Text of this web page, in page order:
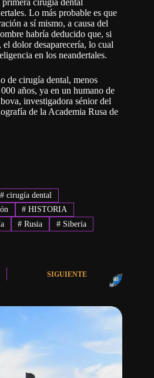
cirugía dental
Lo más probable es que
a sí mismo, a causa del
habría deducido que, si
dolor desaparecería, lo cual
en los neandertales.
de cirugía dental, menos
años, ya en un humano de
investigadora sénior del
de la Academia Rusa de
# cirugía dental
# HISTORIA
# Rusia # Siberia
SIGUIENTE